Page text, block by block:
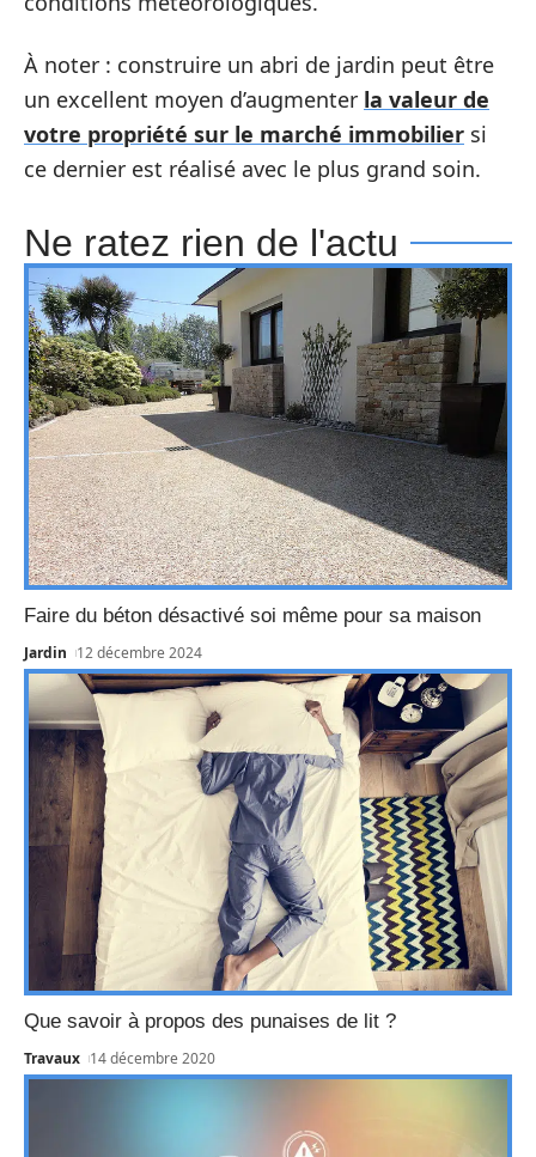
À noter : construire un abri de jardin peut être
un excellent moyen d’augmenter la valeur de
votre propriété sur le marché immobilier si
ce dernier est réalisé avec le plus grand soin.
Ne ratez rien de l'actu
Faire du béton désactivé soi même pour sa maison
Jardin 12 décembre 2024
Que savoir à propos des punaises de lit ?
Travaux 14 décembre 2020